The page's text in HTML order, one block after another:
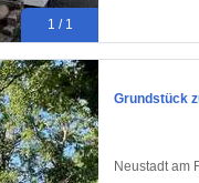
1 / 1
Grundstück
Neustadt am